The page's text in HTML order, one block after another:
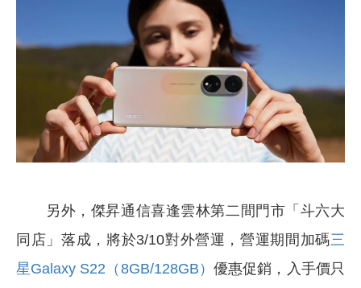
另外，傑昇通信喜逢雲林第二間門市「斗六大
同店」落成，將於3/10對外營運，營運期間加碼三
星Galaxy S22（8GB/128GB） 優惠促銷，入手價只